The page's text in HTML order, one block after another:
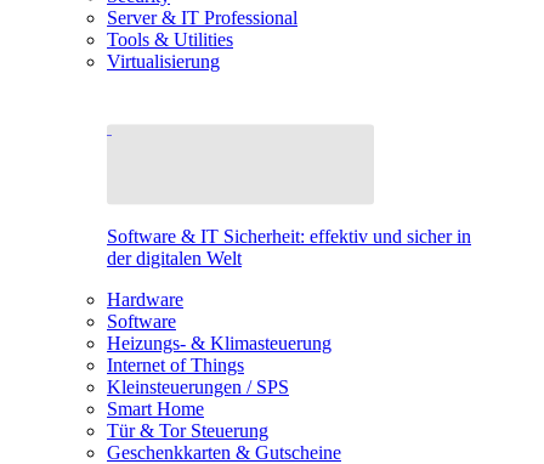
Server & IT Professional
Tools & Utilities
Virtualisierung
Software & IT Sicherheit: effektiv und sicher in
der digitalen Welt
Hardware
Software
Heizungs- & Klimasteuerung
Internet of Things
Kleinsteuerungen / SPS
Smart Home
Tür & Tor Steuerung
Geschenkkarten & Gutscheine